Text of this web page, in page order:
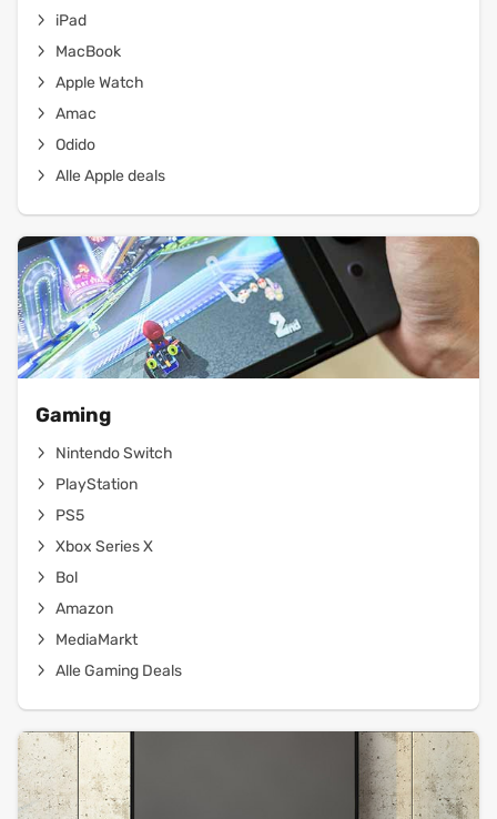
iPad
MacBook
Apple Watch
Amac
Odido
Alle Apple deals
Gaming
Nintendo Switch
PlayStation
PS5
Xbox Series X
Bol
Amazon
MediaMarkt
Alle Gaming Deals